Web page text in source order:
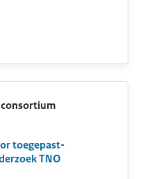
toegepast-
TNO